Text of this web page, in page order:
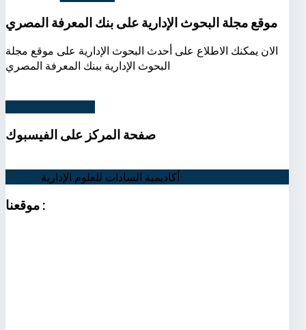
موقع مجلة البحوث الإدارية على بنك المعرفة المصري
الان يمكنك الاطلاع على أحدث البحوث الإدارية على موقع مجلة
البحوث الإدارية ببنك المعرفة المصري
صفحة المركز على الفيسبوك
أكاديمية السادات للعلوم الإدارية
: